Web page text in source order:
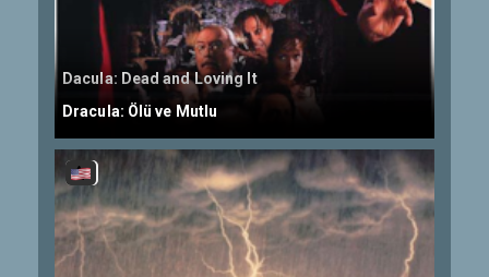
Dacula: Dead and Loving It
Dracula: Ölü ve Mutlu